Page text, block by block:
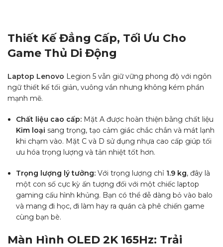
Thiết Kế Đẳng Cấp, Tối Ưu Cho
Game Thủ Di Động
Laptop Lenovo Legion 5 vẫn giữ vững phong độ với ngôn
ngữ thiết kế tối giản, vuông vắn nhưng không kém phần
mạnh mẽ.
Chất liệu cao cấp: Mặt A được hoàn thiện bằng chất liệu
Kim loại sang trọng, tạo cảm giác chắc chắn và mát lạnh
khi chạm vào. Mặt C và D sử dụng nhựa cao cấp giúp tối
ưu hóa trọng lượng và tản nhiệt tốt hơn.
Trọng lượng lý tưởng: Với trọng lượng chỉ 1.9 kg, đây là
một con số cực kỳ ấn tượng đối với một chiếc laptop
gaming cấu hình khủng. Bạn có thể dễ dàng bỏ vào balo
và mang đi học, đi làm hay ra quán cà phê chiến game
cùng bạn bè.
Màn Hình OLED 2K 165Hz: Trải